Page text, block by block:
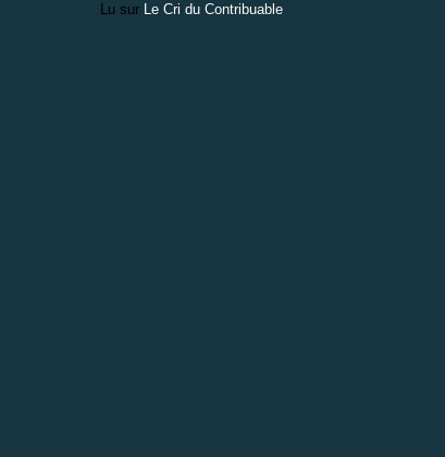
Lu sur Le Cri du Contribuable